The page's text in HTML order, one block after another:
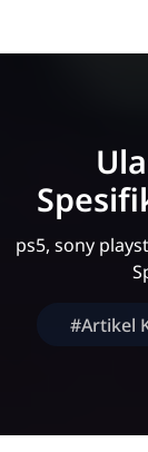
ps5, sony
#Artikel